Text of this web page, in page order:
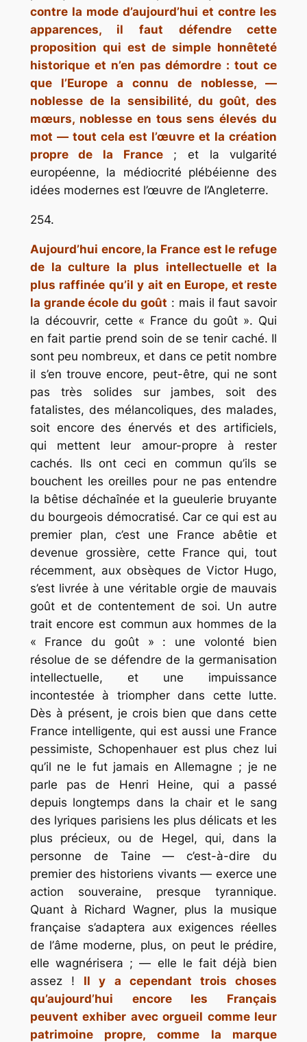
contre la mode d’aujourd’hui et contre les
apparences, il faut défendre cette
proposition qui est de simple honnêteté
historique et n’en pas démordre : tout ce
que l’Europe a connu de noblesse, —
noblesse de la sensibilité, du goût, des
mœurs, noblesse en tous sens élevés du
mot — tout cela est l’œuvre et la création
propre de la France; et la vulgarité
européenne, la médiocrité plébéienne des
idées modernes est l’œuvre de l’Angleterre.
254.
Aujourd’hui encore, la France est le refuge
de la culture la plus intellectuelle et la
plus raffinée qu’il y ait en Europe, et reste
la grande école du goût : mais il faut savoir
la découvrir, cette « France du goût ». Qui
en fait partie prend soin de se tenir caché. Il
sont peu nombreux, et dans ce petit nombre
il s’en trouve encore, peut-être, qui ne sont
pas très solides sur jambes, soit des
fatalistes, des mélancoliques, des malades,
soit encore des énervés et des artificiels,
qui mettent leur amour-propre à rester
cachés. Ils ont ceci en commun qu’ils se
bouchent les oreilles pour ne pas entendre
la bêtise déchaînée et la gueulerie bruyante
du bourgeois démocratisé. Car ce qui est au
premier plan, c’est une France abêtie et
devenue grossière, cette France qui, tout
récemment, aux obsèques de Victor Hugo,
s’est livrée à une véritable orgie de mauvais
goût et de contentement de soi. Un autre
trait encore est commun aux hommes de la
« France du goût » : une volonté bien
résolue de se défendre de la germanisation
intellectuelle, et une impuissance
incontestée à triompher dans cette lutte.
Dès à présent, je crois bien que dans cette
France intelligente, qui est aussi une France
pessimiste, Schopenhauer est plus chez lui
qu’il ne le fut jamais en Allemagne ; je ne
parle pas de Henri Heine, qui a passé
depuis longtemps dans la chair et le sang
des lyriques parisiens les plus délicats et les
plus précieux, ou de Hegel, qui, dans la
personne de Taine — c’est-à-dire du
premier des historiens vivants — exerce une
action souveraine, presque tyrannique.
Quant à Richard Wagner, plus la musique
française s’adaptera aux exigences réelles
de l’âme moderne, plus, on peut le prédire,
elle wagnérisera ; — elle le fait déjà bien
assez ! Il y a cependant trois choses
qu’aujourd’hui encore les Français
peuvent exhiber avec orgueil comme leur
patrimoine propre, comme la marque